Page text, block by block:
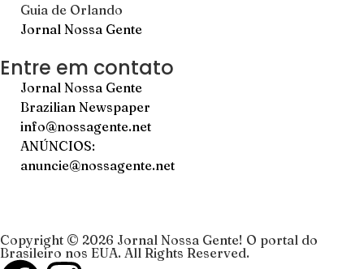
Guia de Orlando
Jornal Nossa Gente
Entre em contato
Jornal Nossa Gente
Brazilian Newspaper
info@nossagente.net
ANÚNCIOS:
anuncie@nossagente.net
Copyright © 2026 Jornal Nossa Gente! O portal do
Brasileiro nos EUA. All Rights Reserved.